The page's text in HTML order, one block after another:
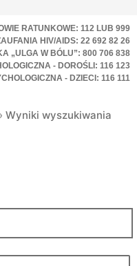
RATUNKOWE: 112 LUB 999
HIV/AIDS: 22 692 82 26
„ULGA W BÓLU”: 800 706 838
- DOROŚLI: 116 123
- DZIECI: 116 111
Wyniki wyszukiwania